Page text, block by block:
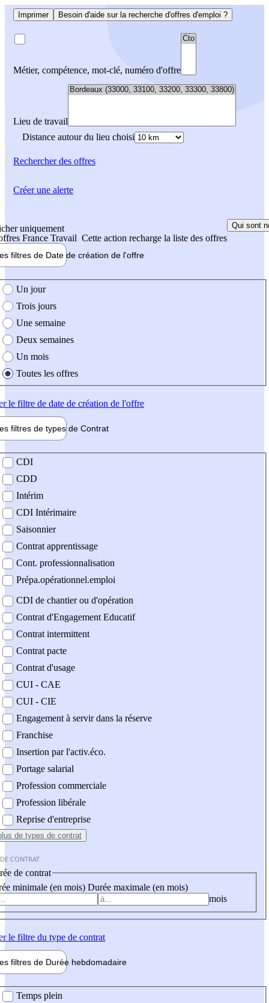
Imprimer Besoin d'aide sur la recherche d'offres d'emploi ?
Métier, compétence, mot-clé, numéro d'offre
Lieu de travail
Distance autour du lieu choisi
Rechercherdes offres
uniquement
France Travail Cette action recharge la liste des offres
Qui sont
filtres de Date de création de l'offre
création de l'offre
Un jour
Trois jours
Une semaine
Deux semaines
Un mois
Toutes les offres
le filtre de date de création de l'offre
filtres de types de Contrat
contrat
CDI
CDD
Intérim
CDI Intérimaire
Saisonnier
Contrat apprentissage
Cont. professionnalisation
Prépa.opérationnel.emploi
CDI de chantier ou d'opération
Contrat d'Engagement Educatif
Contrat intermittent
Contrat pacte
Contrat d'usage
CUI - CAE
CUI - CIE
Engagement à servir dans la réserve
Franchise
Insertion par l'activ.éco.
Portage salarial
Profession commerciale
Profession libérale
Reprise d'entreprise
de types de contrat
CONTRAT
de contrat
minimale (en mois) Durée maximale (en mois)
mois
le filtre du type de contrat
filtres de Durée hebdomadaire
Temps plein
Créer une alerte